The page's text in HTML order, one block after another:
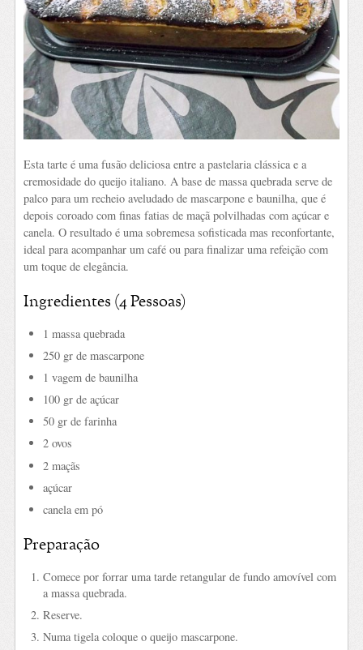
Esta tarte é uma fusão deliciosa entre a pastelaria clássica e a
cremosidade do queijo italiano. A base de massa quebrada serve de
palco para um recheio aveludado de mascarpone e baunilha, que é
depois coroado com finas fatias de maçã polvilhadas com açúcar e
canela. O resultado é uma sobremesa sofisticada mas reconfortante,
ideal para acompanhar um café ou para finalizar uma refeição com
um toque de elegância.
Ingredientes (4 Pessoas)
1 massa quebrada
250 gr de mascarpone
1 vagem de baunilha
100 gr de açúcar
50 gr de farinha
2 ovos
2 maçãs
açúcar
canela em pó
Preparação
Comece por forrar uma tarde retangular de fundo amovível com
a massa quebrada.
Reserve.
Numa tigela coloque o queijo mascarpone.